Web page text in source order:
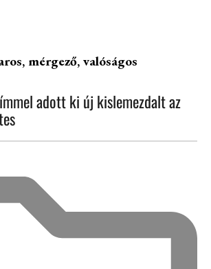
mérgező, valóságos
adott ki új kislemezdalt az